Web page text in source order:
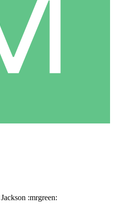
:mrgreen: